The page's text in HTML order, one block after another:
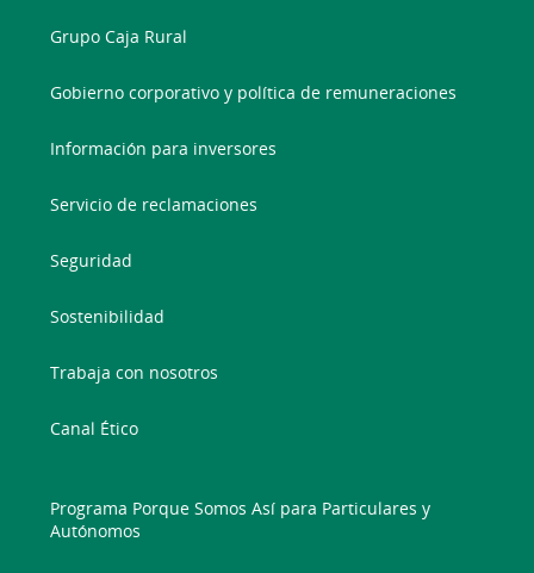
Grupo Caja Rural
Gobierno corporativo y política de remuneraciones
Información para inversores
Servicio de reclamaciones
Seguridad
Sostenibilidad
Trabaja con nosotros
Canal Ético
Programa Porque Somos Así para Particulares y
Autónomos